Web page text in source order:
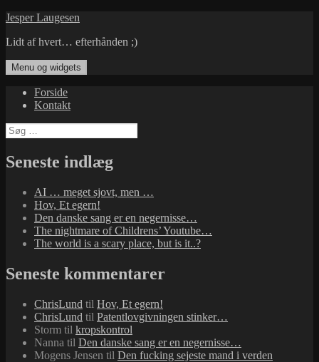
Hop
indhold
Jesper Laugesen
Lidt af hvert… efterhånden ;)
Menu og widgets
Forside
Kontakt
Søg
efter:
Seneste indlæg
AI … meget sjovt, men …
Hov, Et egern!
Den danske sang er en negernisse…
The nightmare of Childrens’ Youtube…
The world is a scary place, but is it..?
Seneste kommentarer
ChrisLund til Hov, Et egern!
ChrisLund til Patentlovgivningen stinker…
Storm til kropskontrol
Nanna til Den danske sang er en negernisse…
Mogens Jensen til Den fucking sejeste mand i verden